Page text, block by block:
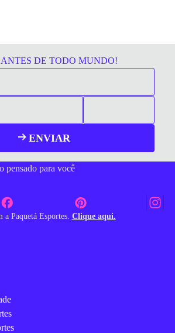
DE TODO MUNDO!
ENVIAR
a Paquetá Esportes. Clique aqui.